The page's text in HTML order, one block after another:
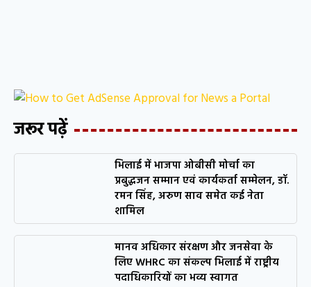
जरूर पढ़ें
भिलाई में भाजपा ओबीसी मोर्चा का
प्रबुद्धजन सम्मान एवं कार्यकर्ता सम्मेलन, डॉ.
रमन सिंह, अरुण साव समेत कई नेता
शामिल
मानव अधिकार संरक्षण और जनसेवा के
लिए WHRC का संकल्प भिलाई में राष्ट्रीय
पदाधिकारियों का भव्य स्वागत